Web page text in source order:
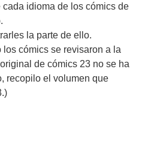
idioma de los cómics de
la parte de ello.
cómics se revisaron a la
de cómics 23 no se ha
recopilo el volumen que